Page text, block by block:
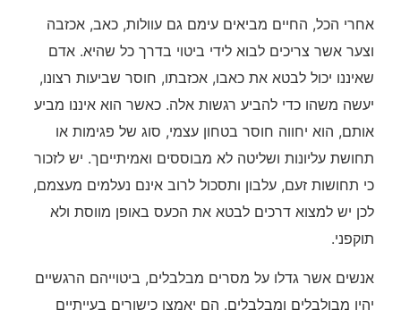
אחרי הכל, החיים מביאים עימם גם עוולות, כאב, אכזבה
וצער אשר צריכים לבוא לידי ביטוי בדרך כל שהיא. אדם
שאיננו יכול לבטא את כאבו, אכזבתו, חוסר שביעות רצונו,
יעשה משהו כדי להביע רגשות אלה. כאשר הוא איננו מביע
אותם, הוא יחווה חוסר בטחון עצמי, סוג של פגימות או
תחושת עליונות ושליטה לא מבוססים ואמיתייםך. יש לזכור
כי תחושות זעם, עלבון ותסכול לרוב אינם נעלמים מעצמם,
לכן יש למצוא דרכים לבטא את הכעס באופן מווסת ולא
תוקפני.
אנשים אשר גדלו על מסרים מבלבלים, ביטוייהם הרגשיים
יהיו מבולבלים ומבלבלים. הם יאמצו כישורים בעייתיים